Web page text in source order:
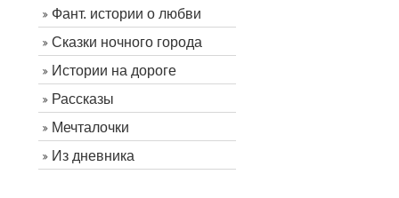
Фант. истории о любви
Сказки ночного города
Истории на дороге
Рассказы
Мечталочки
Из дневника